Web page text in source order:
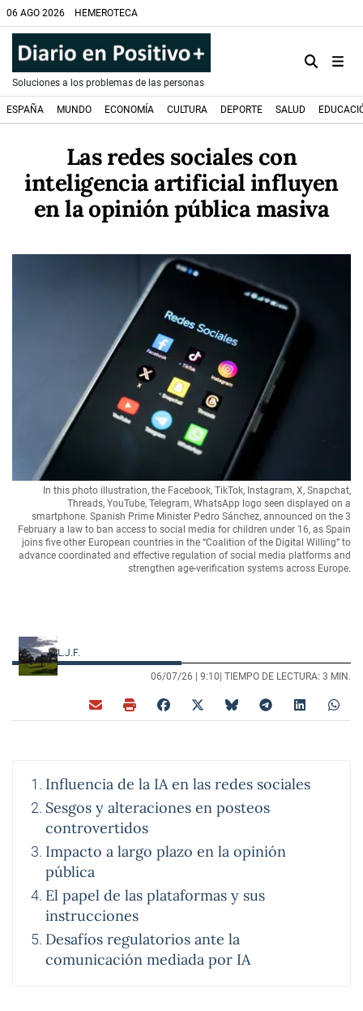
06 AGO 2026 HEMEROTECA
Soluciones a los problemas de las personas
ESPAÑA MUNDO ECONOMÍA CULTURA DEPORTE SALUD
Las redes sociales con
inteligencia artificial influyen
en la opinión pública masiva
In this photo illustration, the Facebook, TikTok, Instagram, X, Snapchat,
Threads, YouTube, Telegram, WhatsApp logo seen displayed on a
smartphone. Spanish Prime Minister Pedro Sánchez, announced on the 3
February a law to ban access to social media for children under 16, as Spain
joins five other European countries in the “Coalition of the Digital Willing” to
advance coordinated and effective regulation of social media platforms and
strengthen age-verification systems across Europe.
L.J.F.
06/07/26 | 9:10| TIEMPO DE LECTURA: 3 MIN.
Influencia de la IA en las redes sociales
Sesgos y alteraciones en posteos
controvertidos
Impacto a largo plazo en la opinión
pública
El papel de las plataformas y sus
instrucciones
Desafíos regulatorios ante la
comunicación mediada por IA